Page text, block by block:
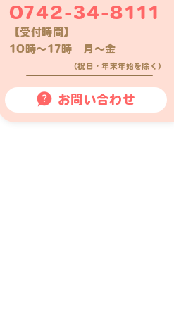
0742-34-8111
【受付時間】
10時〜17時 月〜金
（祝日・年末年始を除く）
お問い合わせ